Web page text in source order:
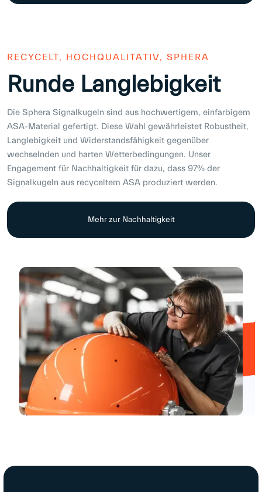
RECYCELT, HOCHQUALITATIV, SPHERA
Runde Langlebigkeit
Die Sphera Signalkugeln sind aus hochwertigem, einfarbigem
ASA-Material gefertigt. Diese Wahl gewährleistet Robustheit,
Langlebigkeit und Widerstandsfähigkeit gegenüber
wechselnden und harten Wetterbedingungen. Unser
Engagement für Nachhaltigkeit für dazu, dass 97% der
Signalkugeln aus recyceltem ASA produziert werden.
Mehr zur Nachhaltigkeit